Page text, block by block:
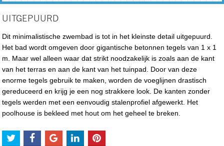
UITGEPUURD
Dit minimalistische zwembad is tot in het kleinste detail uitgepuurd.
Het bad wordt omgeven door gigantische betonnen tegels van 1 x 1
m. Maar wel alleen waar dat strikt noodzakelijk is zoals aan de kant
van het terras en aan de kant van het tuinpad. Door van deze
enorme tegels gebruik te maken, worden de voeglijnen drastisch
gereduceerd en krijg je een nog strakkere look. De kanten zonder
tegels werden met een eenvoudig stalenprofiel afgewerkt. Het
poolhouse is bekleed met hout om het geheel te breken.